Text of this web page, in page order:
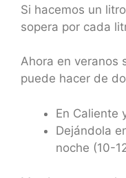
Si hacemos un
sopera por cada
Ahora en veranos
puede hacer de
En Caliente
Dejándola
noche (10-